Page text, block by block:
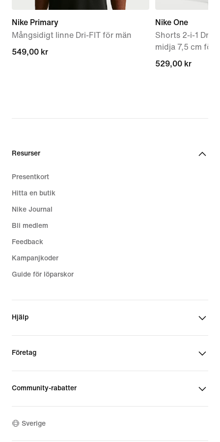
Nike Primary
Mångsidigt linne Dri-FIT för män
549,00 kr
549,00 kr
Nike One
Shorts 2-i-1 Dri-
midja 7,5 cm för
529,00 kr
529,00 kr
Resurser
Presentkort
Hitta en butik
Nike Journal
Bli medlem
Feedback
Kampanjkoder
Guide för löparskor
Hjälp
Företag
Community-rabatter
Sverige